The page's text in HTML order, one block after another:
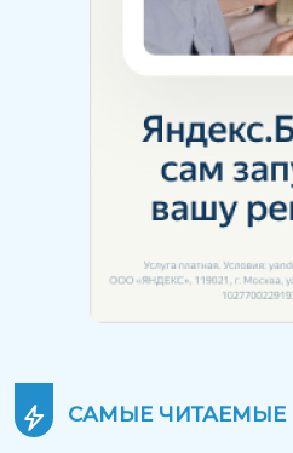
САМЫЕ ЧИТАЕМЫЕ